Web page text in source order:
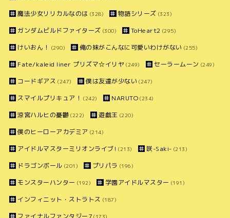
魔法少女リリカルなのは (328) 物語シリーズ (323)
ガンダムビルドファイターズ (300) ToHeart2 (295)
けいおん！ (290) 俺の妹がこんなに可愛いわけがない (255)
Fate/kaleid liner プリズマ☆イリヤ (249) セーラームーン (249)
コードギアス (247) 僕は友達が少ない (247)
スマイルプリキュア！ (242) NARUTO (234)
涼宮ハルヒの憂鬱 (222) 遊戯王 (220)
僕のヒーローアカデミア (214)
アイドルマスターミリオンライブ! (213) 咲-Saki- (213)
ドラゴンボール (201) プリパラ (196)
モンスターハンター (192) 学園アイドルマスター (191)
インフィニット・ストラトス (187)
ファイナルファンタジー7 (173)